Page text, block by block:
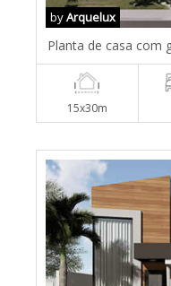
byArquelux
Planta de casa com
15x30m